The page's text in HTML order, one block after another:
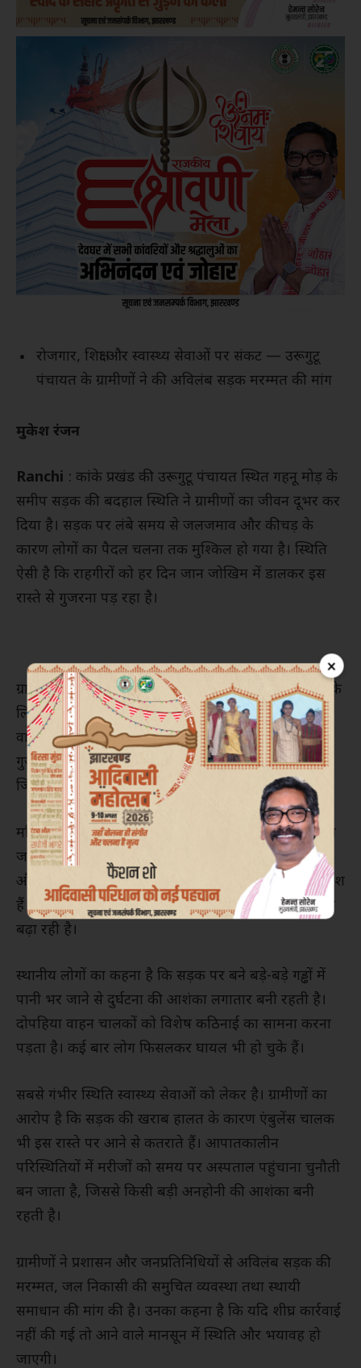
×
रोजगार, शिक्षा और स्वास्थ्य सेवाओं पर संकट — उरूगुटू
पंचायत के ग्रामीणों ने की अविलंब सड़क मरम्मत की मांग
मुकेश रंजन
Ranchi : कांके प्रखंड की उरूगुटू पंचायत स्थित गहनू मोड़ के
समीप सड़क की बदहाल स्थिति ने ग्रामीणों का जीवन दूभर कर
दिया है। सड़क पर लंबे समय से जलजमाव और कीचड़ के
कारण लोगों का पैदल चलना तक मुश्किल हो गया है। स्थिति
ऐसी है कि राहगीरों को हर दिन जान जोखिम में डालकर इस
रास्ते से गुजरना पड़ रहा है।
ग्रामीणों के अनुसार इस मार्ग से प्रतिदिन सैकड़ों लोग रोजगार के
लिए अपने कार्यस्थलों तक आते-जाते हैं। वहीं विद्यालय जाने
वाले छात्र-छात्राओं को रोजाना कीचड़ और गंदे पानी से होकर
गुजरना पड़ता है। कई बच्चों की जूतियां पानी में डूब जाती हैं,
जिससे उन्हें भारी परेशानी का सामना करना पड़ रहा है।
महिलाओं की परेशानी भी कम नहीं है। खेत, बाजार और अन्य
जरूरी कार्यों के लिए निकलने वाली महिलाएं सिर पर टोकरी
और अन्य सामान लेकर इसी जलमग्न सड़क से गुजरने को विवश
हैं। बरसात से पहले ही सड़क की यह स्थिति ग्रामीणों की चिंता
बढ़ा रही है।
स्थानीय लोगों का कहना है कि सड़क पर बने बड़े-बड़े गड्ढों में
पानी भर जाने से दुर्घटना की आशंका लगातार बनी रहती है।
दोपहिया वाहन चालकों को विशेष कठिनाई का सामना करना
पड़ता है। कई बार लोग फिसलकर घायल भी हो चुके हैं।
सबसे गंभीर स्थिति स्वास्थ्य सेवाओं को लेकर है। ग्रामीणों का
आरोप है कि सड़क की खराब हालत के कारण एंबुलेंस चालक
भी इस रास्ते पर आने से कतराते हैं। आपातकालीन
परिस्थितियों में मरीजों को समय पर अस्पताल पहुंचाना चुनौती
बन जाता है, जिससे किसी बड़ी अनहोनी की आशंका बनी
रहती है।
ग्रामीणों ने प्रशासन और जनप्रतिनिधियों से अविलंब सड़क की
मरम्मत, जल निकासी की समुचित व्यवस्था तथा स्थायी
समाधान की मांग की है। उनका कहना है कि यदि शीघ्र कार्रवाई
नहीं की गई तो आने वाले मानसून में स्थिति और भयावह हो
जाएगी।